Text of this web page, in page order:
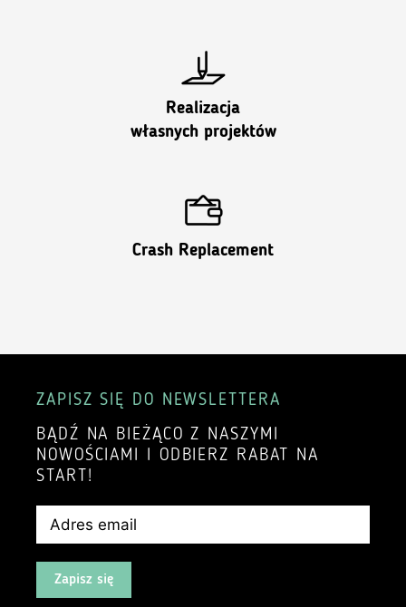
Realizacja
własnych projektów
Crash Replacement
ZAPISZ SIĘ DO NEWSLETTERA
BĄDŹ NA BIEŻĄCO Z NASZYMI
NOWOŚCIAMI I ODBIERZ RABAT NA
START!
Zapisz się